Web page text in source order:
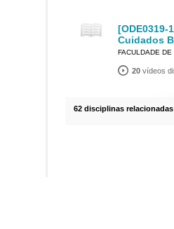
Cuidados
FACULDADE
20 vídeos
62 disciplinas